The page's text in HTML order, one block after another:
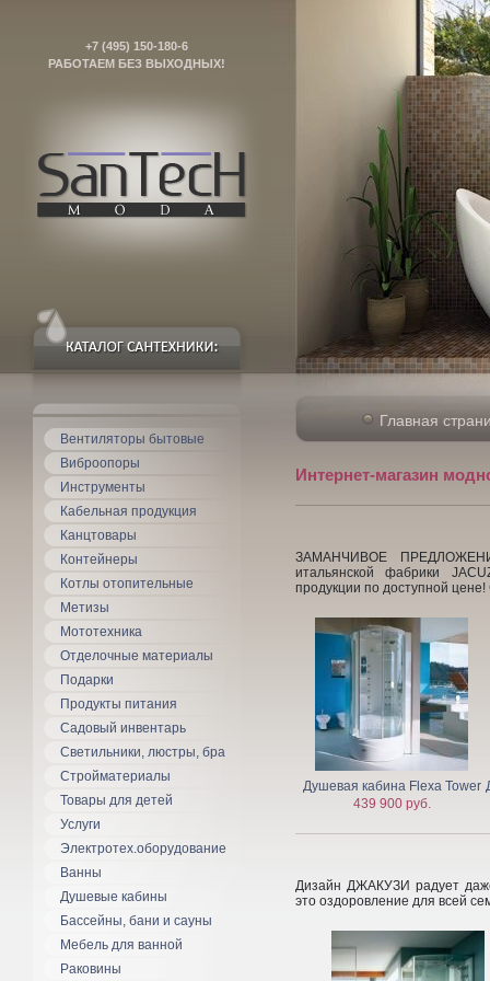
+7 (495) 150-180-6
РАБОТАЕМ БЕЗ ВЫХОДНЫХ!
Вентиляторы бытовые
Виброопоры
Инструменты
Кабельная продукция
Канцтовары
Контейнеры
Котлы отопительные
Метизы
Мототехника
Отделочные материалы
Подарки
Продукты питания
Садовый инвентарь
Светильники, люстры, бра
Стройматериалы
Товары для детей
Услуги
Электротех.оборудование
Ванны
Душевые кабины
Бассейны, бани и сауны
Мебель для ванной
Раковины
Главная
Интернет-магазин
ЗАМАНЧИВОЕ
итальянской фабрики
продукции по доступной
Душевая кабина Flexa Tower
439 900 руб.
Дизайн ДЖАКУЗИ радует
это оздоровление для